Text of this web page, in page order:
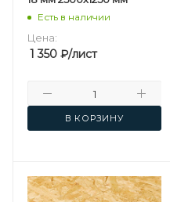
Есть в наличии
Цена:
1 350 ₽/лист
В КОРЗИНУ